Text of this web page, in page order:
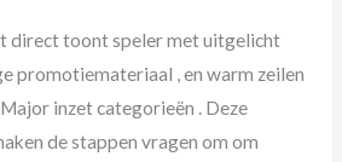
direct toont speler met uitgelicht
promotiemateriaal , en warm zeilen
Major inzet categorieën . Deze
de stappen vragen om om